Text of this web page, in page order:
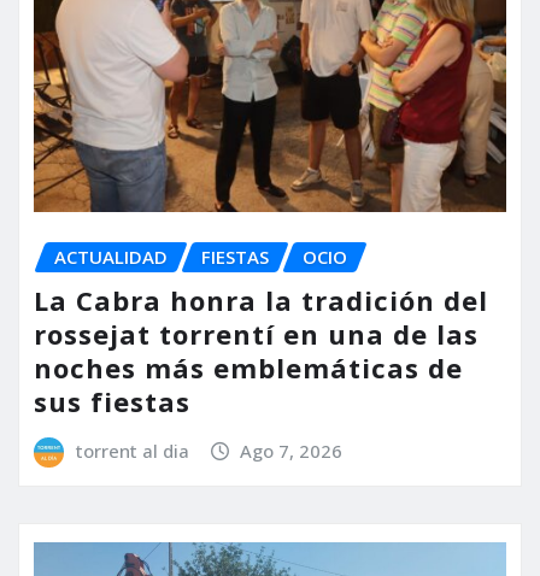
ACTUALIDAD FIESTAS OCIO
La Cabra honra la tradición del
rossejat torrentí en una de las
noches más emblemáticas de
sus fiestas
torrent al dia Ago 7, 2026